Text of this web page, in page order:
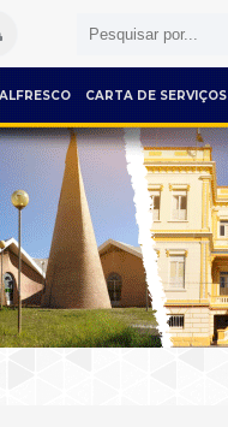
ALFRESCO CARTA DE SERVIÇOS